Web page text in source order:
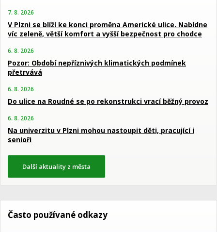
7. 8. 2026
V Plzni se blíží ke konci proměna Americké ulice. Nabídne
víc zeleně, větší komfort a vyšší bezpečnost pro chodce
6. 8. 2026
Pozor: Období nepříznivých klimatických podmínek
přetrvává
6. 8. 2026
Do ulice na Roudné se po rekonstrukci vrací běžný provoz
6. 8. 2026
Na univerzitu v Plzni mohou nastoupit děti, pracující i
senioři
Další aktuality z města
Často používané odkazy